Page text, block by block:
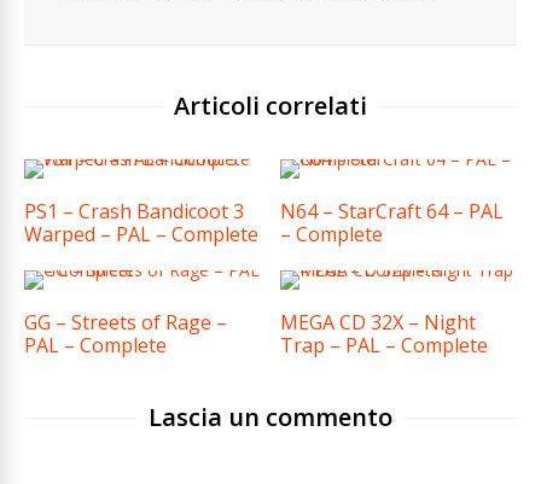
Articoli correlati
PS1 – Crash Bandicoot 3
Warped – PAL – Complete
N64 – StarCraft 64 – PAL
– Complete
GG – Streets of Rage –
PAL – Complete
MEGA CD 32X – Night
Trap – PAL – Complete
Lascia un commento